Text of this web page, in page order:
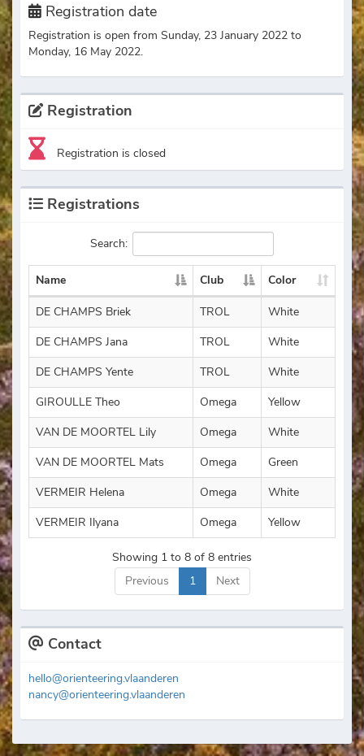
Registration date
Registration is open from Sunday, 23 January 2022 to
Monday, 16 May 2022.
Registration
Registration is closed
Registrations
Search:
Name Club Color
DE CHAMPS Briek TROL
White
DE CHAMPS Jana
TROL
White
DE CHAMPS Yente
TROL
White
GIROULLE Theo
Omega
Yellow
VAN DE MOORTEL Lily
Omega
White
VAN DE MOORTEL Mats
Omega
Green
VERMEIR Helena
Omega
White
VERMEIR Ilyana
Omega Yellow
Showing 1 to 8 of 8 entries
Previous
1 Next
Contact
hello@orienteering.vlaanderen
nancy@orienteering.vlaanderen